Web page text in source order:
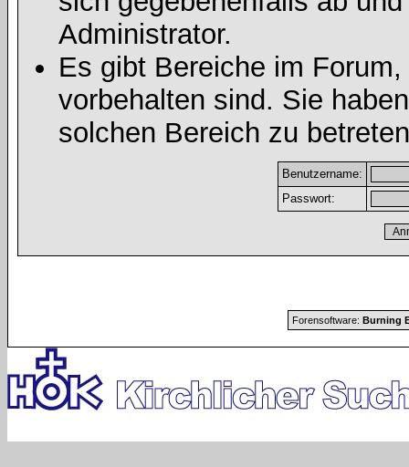
Administrator.
Es gibt Bereiche im
vorbehalten sind. Sie
solchen Bereich zu
Benutzername:
Passwort:
Forensoftware: Burning